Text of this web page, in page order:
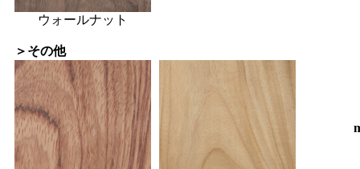
ウォールナット
＞その他